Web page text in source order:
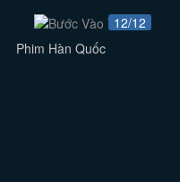
12/12
Phim Hàn Quốc